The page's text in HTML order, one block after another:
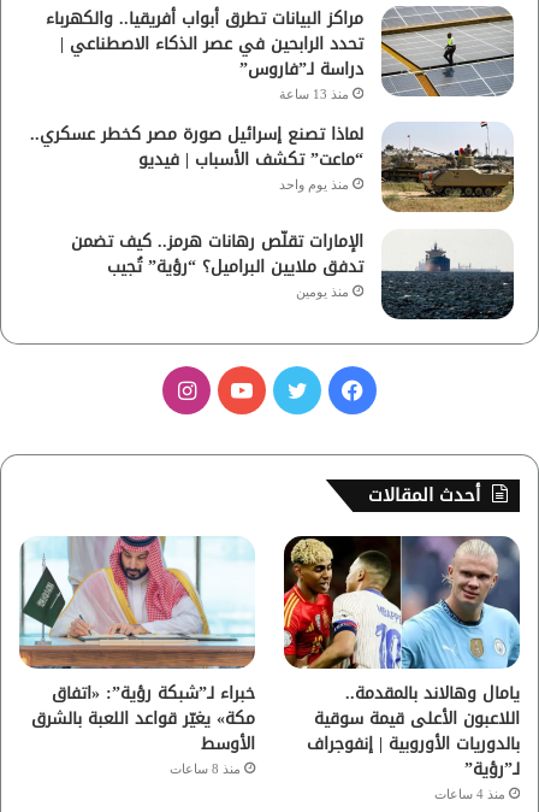
مراكز البيانات تطرق أبواب أفريقيا.. والكهرباء
تحدد الرابحين في عصر الذكاء الاصطناعي |
دراسة لـ”فاروس”
منذ 13 ساعة
لماذا تصنع إسرائيل صورة مصر كخطر عسكري..
“ماعت” تكشف الأسباب | فيديو
منذ يوم واحد
الإمارات تقلّص رهانات هرمز.. كيف تضمن
تدفق ملايين البراميل؟ “رؤية” تُجيب
منذ يومين
س
ب
و
ك
ي
ب
ت
ق
ر
ا
م
أحدث المقالات
يامال وهالاند بالمقدمة..
اللاعبون الأعلى قيمة سوقية
بالدوريات الأوروبية | إنفوجراف
لـ”رؤية”
منذ 4 ساعات
خبراء لـ”شبكة رؤية”: «اتفاق
مكة» يغيّر قواعد اللعبة بالشرق
الأوسط
منذ 8 ساعات